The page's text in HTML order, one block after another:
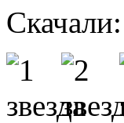
Скачали: